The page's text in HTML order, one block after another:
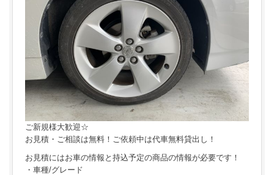
ご新規様大歓迎☆
お見積・ご相談は無料！ご依頼中は代車無料貸出し！
お見積にはお車の情報と持込予定の商品の情報が必要です！
・車種/グレード